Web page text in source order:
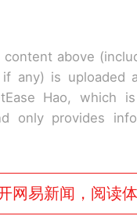
content above
if any) is uploaded
Hao, which
only provides
网易新闻，阅读